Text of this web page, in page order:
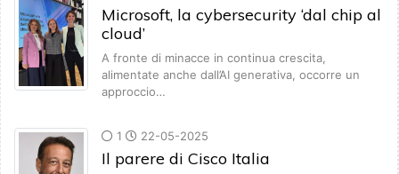
Microsoft, la cybersecurity ‘dal chip al
cloud’
A fronte di minacce in continua crescita,
alimentate anche dall’AI generativa, occorre un
approccio…
1 22-05-2025
Il parere di Cisco Italia